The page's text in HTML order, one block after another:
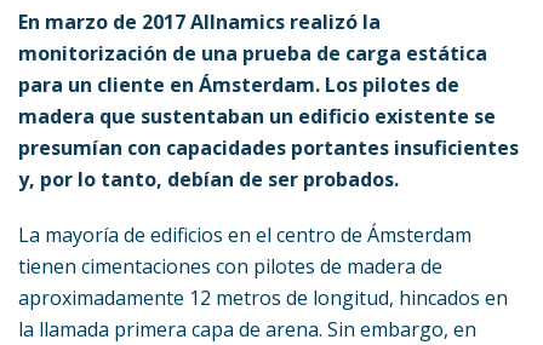
En marzo de 2017 Allnamics realizó la
monitorización de una prueba de carga estática
para un cliente en Ámsterdam. Los pilotes de
madera que sustentaban un edificio existente se
presumían con capacidades portantes insuficientes
y, por lo tanto, debían de ser probados.
La mayoría de edificios en el centro de Ámsterdam
tienen cimentaciones con pilotes de madera de
aproximadamente 12 metros de longitud, hincados en
la llamada primera capa de arena. Sin embargo, en